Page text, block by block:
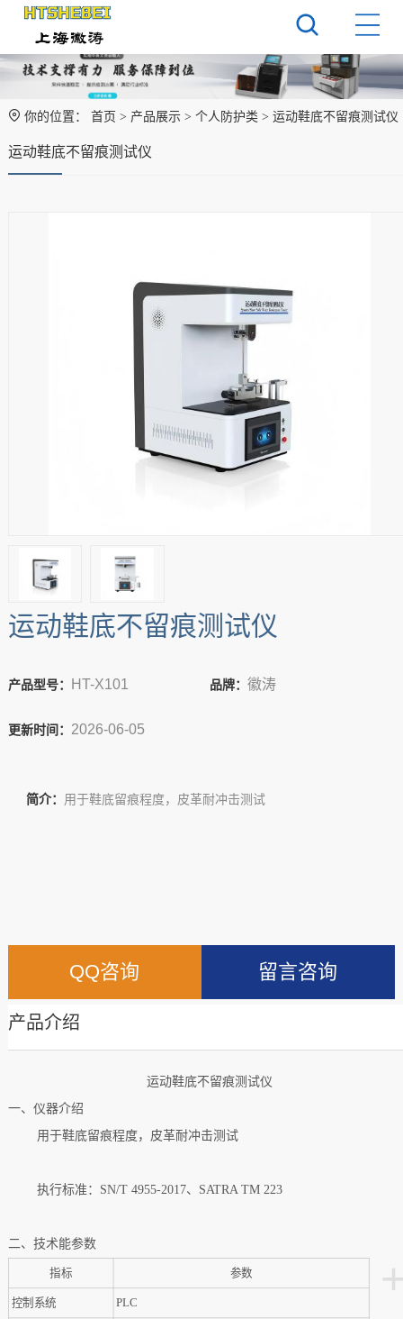
你的位置： 首页 > 产品展示> 个人防护类 > 运动鞋底不留痕测试仪
运动鞋底不留痕测试仪
运动鞋底不留痕测试仪
产品型号： HT-X101 品牌： 徽涛
更新时间： 2026-06-05
简介： 用于鞋底留痕程度，皮革耐冲击测试
QQ咨询 留言咨询
产品介绍
运动鞋底不留痕测试仪
一、 仪器介绍
用于鞋底留痕程度，皮革耐冲击测试
执行标准： SN/T 4955-2017、SATRA TM 223
二、 技术能参数
‌指标‌ ‌参数‌
控制系统 PLC